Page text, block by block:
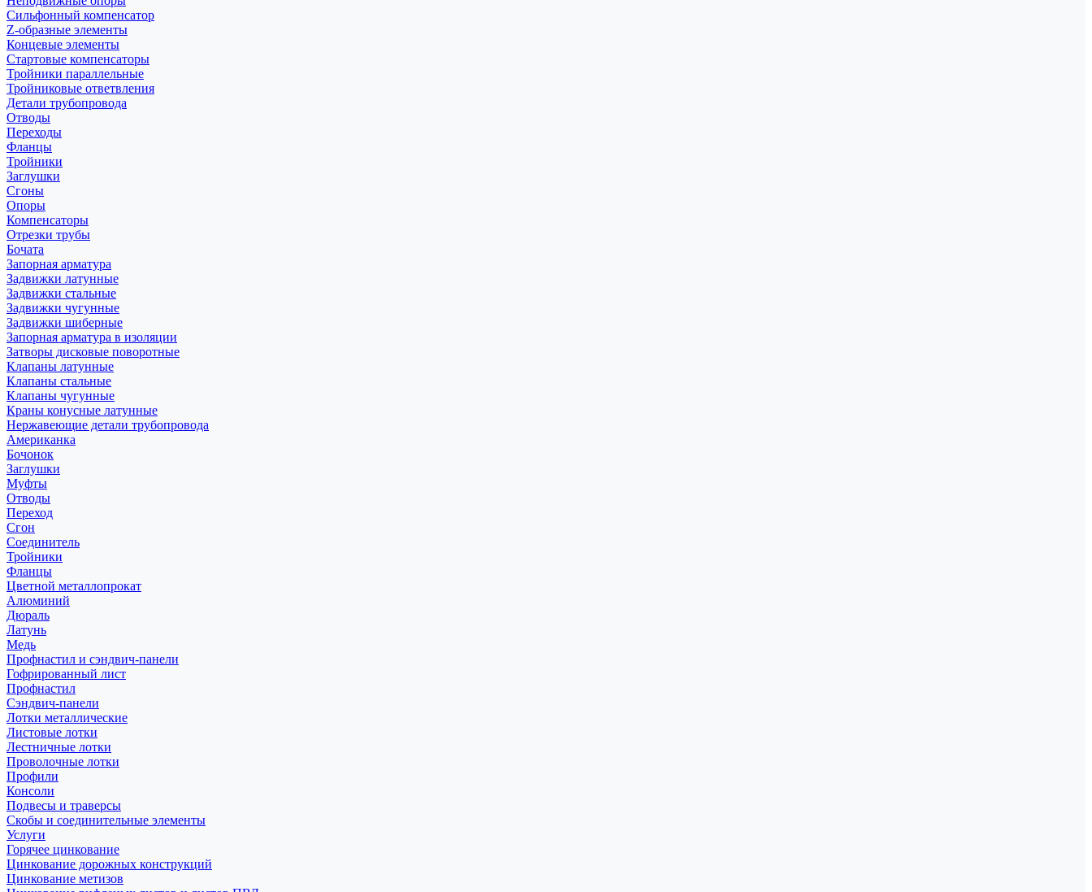
Cильфонный компенсатор
Z-образные элементы
Концевые элементы
Стартовые компенсаторы
Тройники параллельные
Тройниковые ответвления
Детали трубопровода
Отводы
Переходы
Фланцы
Тройники
Заглушки
Сгоны
Опоры
Компенсаторы
Отрезки трубы
Бочата
Запорная арматура
Задвижки латунные
Задвижки стальные
Задвижки чугунные
Задвижки шиберные
Запорная арматура в изоляции
Затворы дисковые поворотные
Клапаны латунные
Клапаны стальные
Клапаны чугунные
Краны конусные латунные
Нержавеющие детали трубопровода
Американка
Бочонок
Заглушки
Муфты
Отводы
Переход
Сгон
Соединитель
Тройники
Фланцы
Цветной металлопрокат
Алюминий
Дюраль
Латунь
Медь
Профнастил и сэндвич-панели
Гофрированный лист
Профнастил
Сэндвич-панели
Лотки металлические
Листовые лотки
Лестничные лотки
Проволочные лотки
Профили
Консоли
Подвесы и траверсы
Скобы и соединительные элементы
Услуги
Горячее цинкование
Цинкование дорожных конструкций
Цинкование метизов